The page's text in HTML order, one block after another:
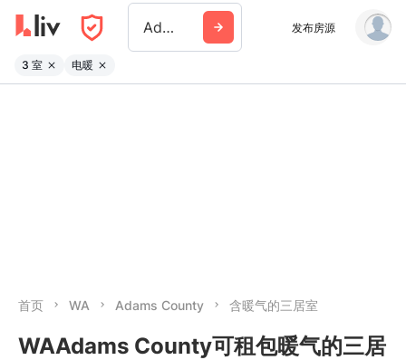
Adams County Wa 发布房源
3 室 电暖
首页 WA Adams County 含暖气的三居室
WAAdams County可租包暖气的三居